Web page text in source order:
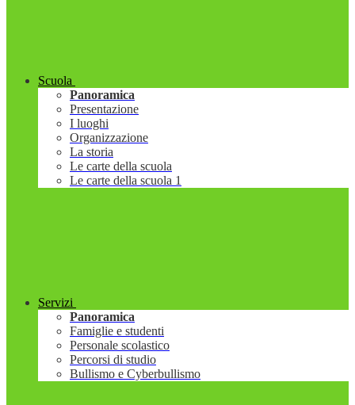
Scuola
Panoramica
Presentazione
I luoghi
Organizzazione
La storia
Le carte della scuola
Le carte della scuola 1
Servizi
Panoramica
Famiglie e studenti
Personale scolastico
Percorsi di studio
Bullismo e Cyberbullismo